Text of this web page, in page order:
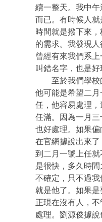
續一整天。我中
而已。有時候人
時間就是撥下來
的需求。我發現人
曾經有來我們系
叫錯名字，也是好
至於我們學校
他可能是希望二
任，他容易處理
任滿。因為一月
也好處理。如果
在官網據說出來
到二月一號上任
是很快，多久時
不確定，只不過
就是他了。如果
正現在沒有人，
處理。劉源俊據